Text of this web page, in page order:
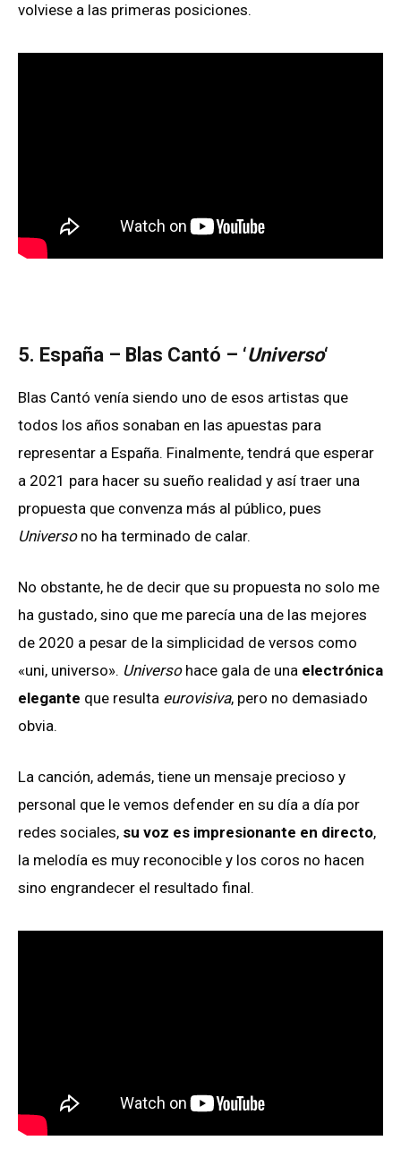
volviese a las primeras posiciones.
5. España – Blas Cantó – ‘Universo‘
Blas Cantó venía siendo uno de esos artistas que
todos los años sonaban en las apuestas para
representar a España. Finalmente, tendrá que esperar
a 2021 para hacer su sueño realidad y así traer una
propuesta que convenza más al público, pues
Universono ha terminado de calar.
No obstante, he de decir que su propuesta no solo me
ha gustado, sino que me parecía una de las mejores
de 2020 a pesar de la simplicidad de versos como
«uni, universo». Universohace gala de una electrónica
elegante que resulta eurovisiva, pero no demasiado
obvia.
La canción, además, tiene un mensaje precioso y
personal que le vemos defender en su día a día por
redes sociales, su voz es impresionante en directo,
la melodía es muy reconocible y los coros no hacen
sino engrandecer el resultado final.